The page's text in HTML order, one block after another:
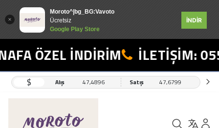
Moroto^|bg_BG:Vavoto
Ücretsiz
Google Play Store
İNDİR
ÖZEL İNDİRİM İLETİŞİM:
$ Alış 47,4896 Satış 47,6799